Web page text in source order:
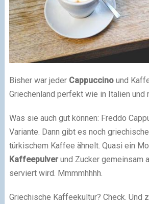
Bisher war jeder Cappuccinound
Griechenland perfekt wie in Italien und
Was sie auch gut können: Freddo
Variante. Dann gibt es noch
türkischem Kaffee ähnelt. Quasi ein
Kaffeepulverund Zucker gemeinsam
serviert wird. Mmmmhhhh.
Griechische Kaffeekultur? Check. Und